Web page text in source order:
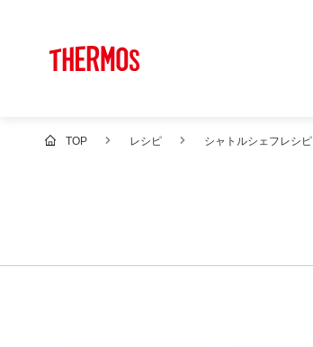
TOP レシピ シャトルシェフレシピ